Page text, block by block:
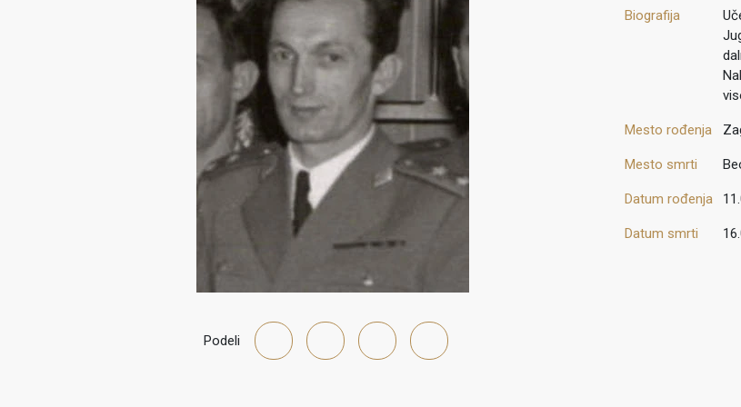
Podeli
Biografija
Mesto rođenja
Mesto smrti
Datum rođenja
Datum smrti